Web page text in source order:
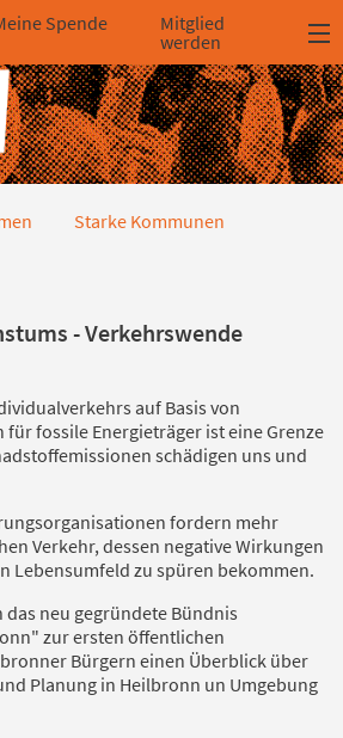
springen
springen
springen
Spende
Mitglied
werden
Starke Kommunen
- Verkehrswende
auf Basis von
fossile Energieträger ist eine Grenze
schädigen uns und
fordern mehr
Verkehr, dessen negative Wirkungen
Lebensumfeld zu spüren bekommen.
das neu gegründete Bündnis
zur ersten öffentlichen
Bürgern einen Überblick über
Planung in Heilbronn un Umgebung